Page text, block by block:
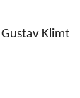
Klimt